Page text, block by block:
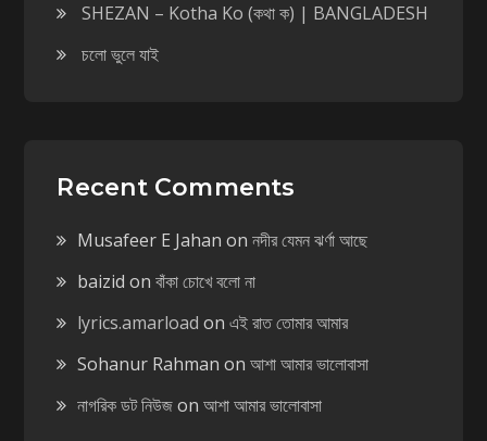
SHEZAN – Kotha Ko (কথা ক) | BANGLADESH
চলো ভুলে যাই
Recent Comments
Musafeer E Jahan onনদীর যেমন ঝর্ণা আছে
baizid onবাঁকা চোখে বলো না
lyrics.amarload onএই রাত তোমার আমার
Sohanur Rahman onআশা আমার ভালোবাসা
নাগরিক ডট নিউজonআশা আমার ভালোবাসা